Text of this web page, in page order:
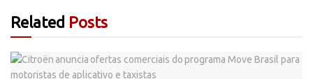
Related Posts